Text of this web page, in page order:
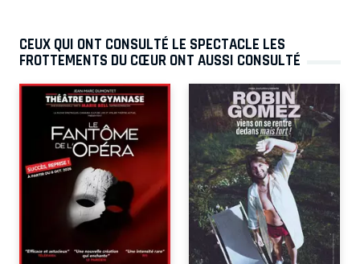
CEUX QUI ONT CONSULTÉ LE SPECTACLE LES
FROTTEMENTS DU CŒUR ONT AUSSI CONSULTÉ